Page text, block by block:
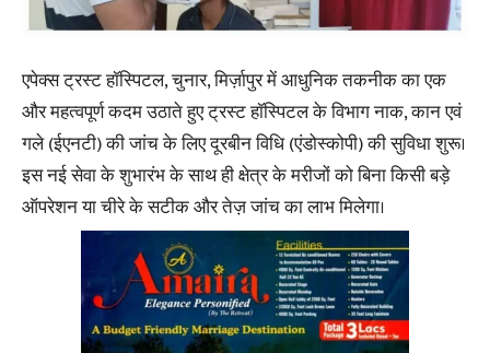
एपेक्स ट्रस्ट हॉस्पिटल, चुनार, मिर्ज़ापुर में आधुनिक तकनीक का एक
और महत्वपूर्ण कदम उठाते हुए ट्रस्ट हॉस्पिटल के विभाग नाक, कान एवं
गले (ईएनटी) की जांच के लिए दूरबीन विधि (एंडोस्कोपी) की सुविधा शुरू।
इस नई सेवा के शुभारंभ के साथ ही क्षेत्र के मरीजों को बिना किसी बड़े
ऑपरेशन या चीरे के सटीक और तेज़ जांच का लाभ मिलेगा।